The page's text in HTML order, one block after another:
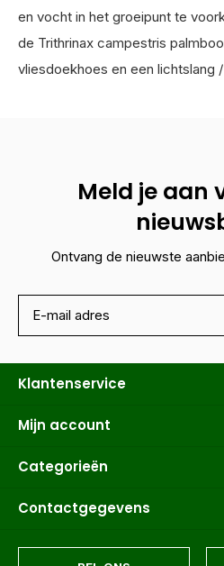
en vocht in het groeipunt te
de Trithrinax campestris
vliesdoekhoes en een lichtslang
Meld je aan
Ontvang de nieuwste
Klantenservice
Mijn account
Categorieën
Contactgegevens